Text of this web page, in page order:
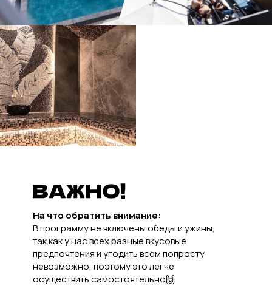
На что обратить внимание:
В программу не включены обеды и ужины,
так как у нас всех разные вкусовые
предпочтения и угодить всем попросту
невозможно, поэтому это легче
осуществить самостоятельно🙌